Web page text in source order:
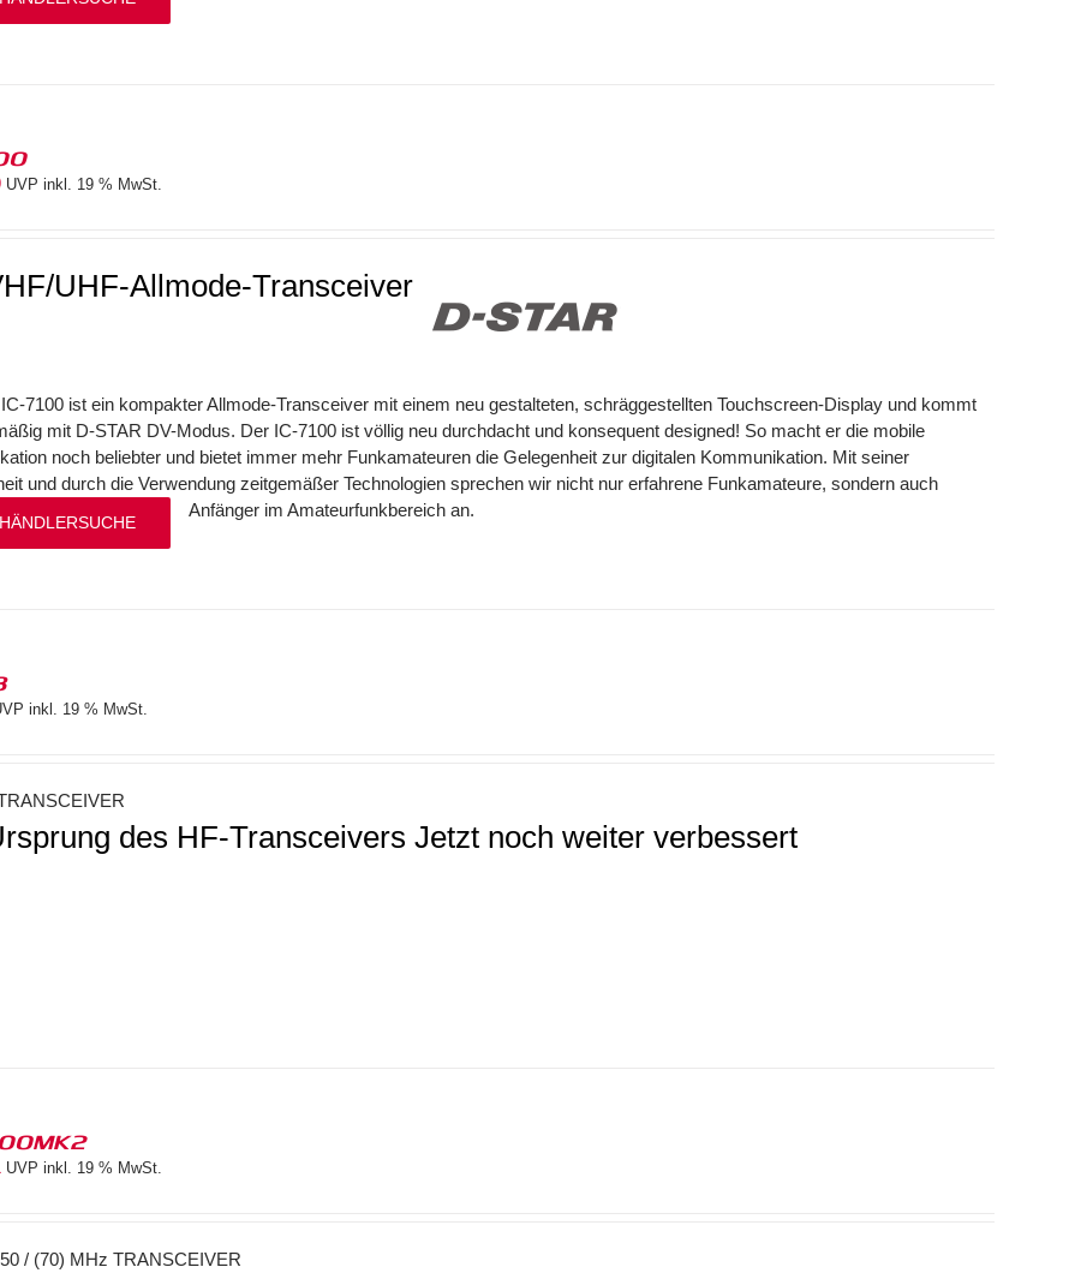
UVP inkl. 19 % MwSt.
UHF-Allmode-Transceiver
7100 ist ein kompakter Allmode-Transceiver mit einem neu gestalteten, schräggestellten Touchscreen-Display und kommt
mit D-STAR DV-Modus. Der IC-7100 ist völlig neu durchdacht und konsequent designed! So macht er die mobile
noch beliebter und bietet immer mehr Funkamateuren die Gelegenheit zur digitalen Kommunikation. Mit seiner
und durch die Verwendung zeitgemäßer Technologien sprechen wir nicht nur erfahrene Funkamateure, sondern auch
Anfänger im Amateurfunkbereich an.
inkl. 19 % MwSt.
des HF-Transceivers Jetzt noch weiter verbessert
UVP inkl. 19 % MwSt.
/ (70) MHz TRANSCEIVER